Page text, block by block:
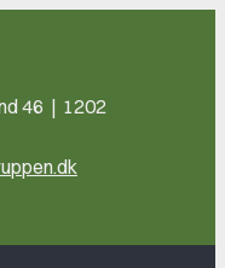
46 | 1202